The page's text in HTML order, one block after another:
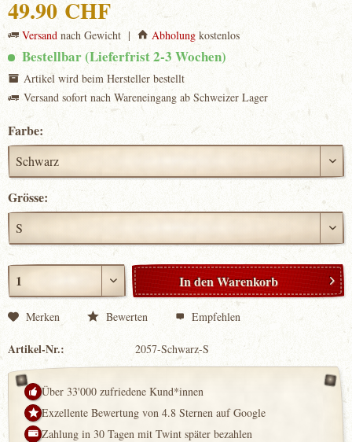
49.90 CHF
Versand nach Gewicht | Abholung kostenlos
Bestellbar (Lieferfrist 2-3 Wochen)
Artikel wird beim Hersteller bestellt
Versand sofort nach Wareneingang ab Schweizer Lager
Farbe:
Grösse:
In denWarenkorb
Merken Bewerten Empfehlen
Artikel-Nr.: 2057-Schwarz-S
Über 33'000 zufriedene Kund*innen
Exzellente Bewertung von 4.8 Sternen auf Google
Zahlung in 30 Tagen mit Twint später bezahlen